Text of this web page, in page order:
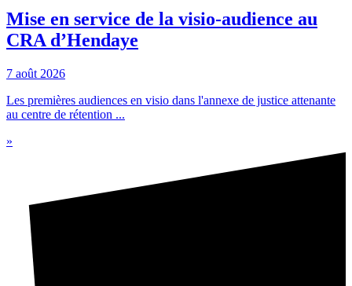
Mise en service de la visio-audience au
CRA d’Hendaye
7 août 2026
Les premières audiences en visio dans l'annexe de justice attenante
au centre de rétention ...
»